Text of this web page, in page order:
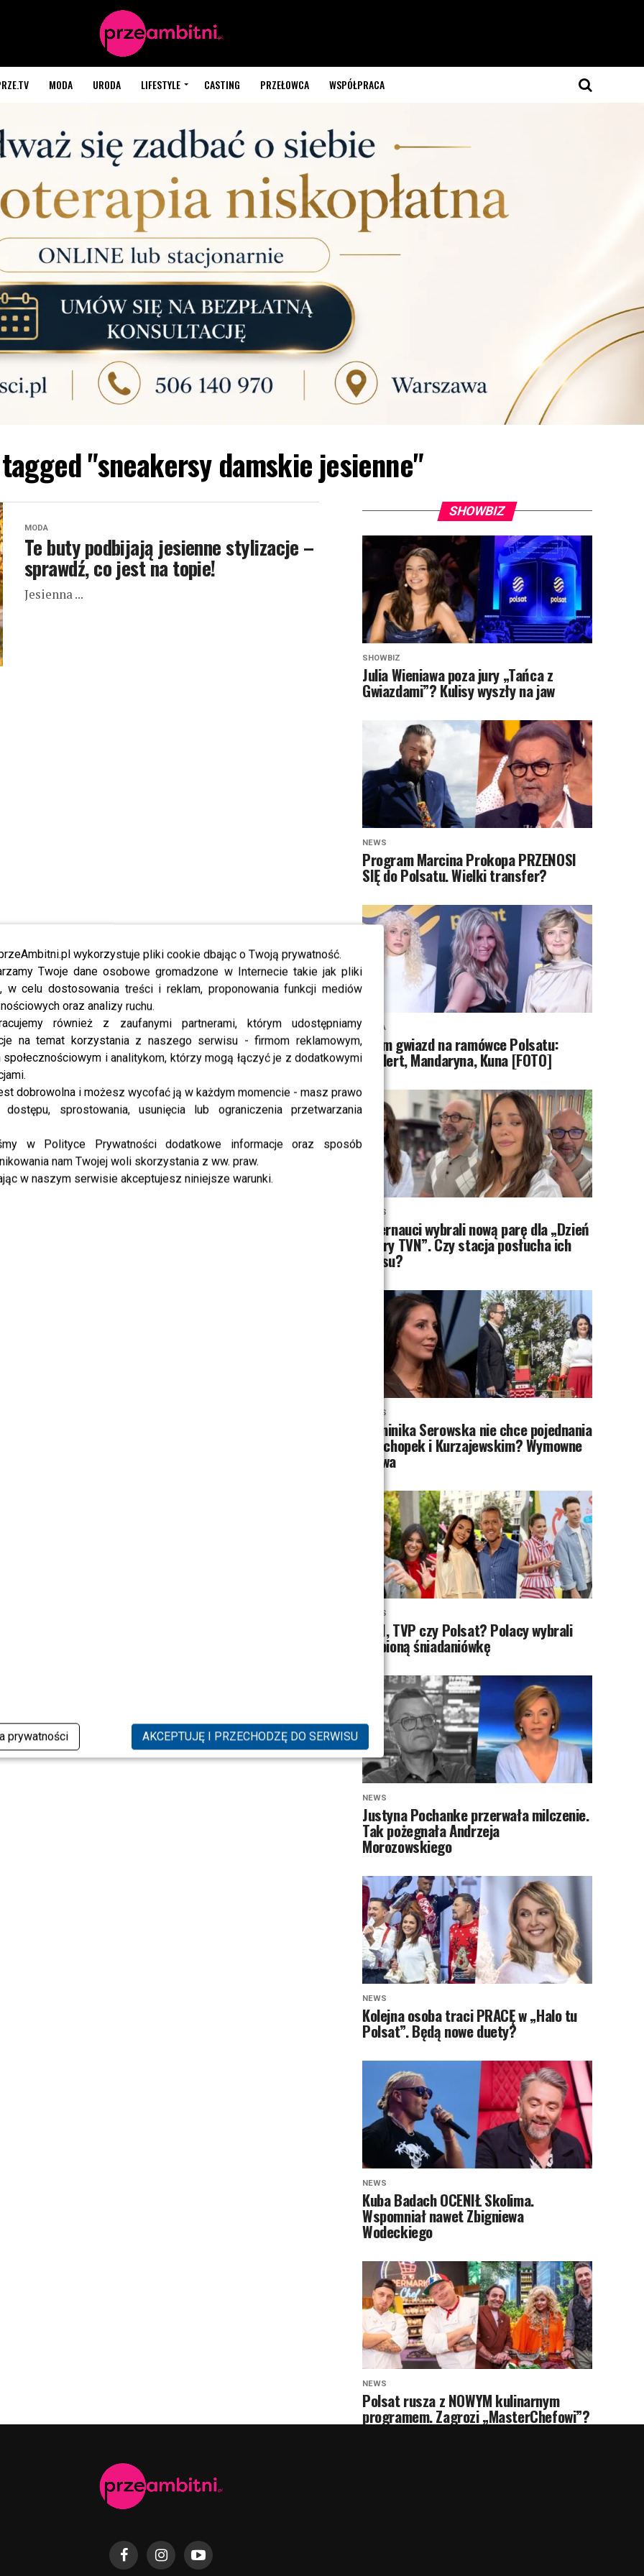
wykorzystuje pliki cookie dbając o Twoją prywatność.
Twoje dane osobowe gromadzone w Internecie takie jak pliki
w celu dostosowania treści i reklam, proponowania funkcji mediów
oraz analizy ruchu.
również z zaufanymi partnerami, którym udostępniamy
na temat korzystania z naszego serwisu - firmom reklamowym,
społecznościowym i analitykom, którzy mogą łączyć je z dodatkowymi
dobrowolna i możesz wycofać ją w każdym momencie - masz prawo
dostępu, sprostowania, usunięcia lub ograniczenia przetwarzania
w Polityce Prywatności dodatkowe informacje oraz sposób
nam Twojej woli skorzystania z ww. praw.
w naszym serwisie akceptujesz niniejsze warunki.
prywatności AKCEPTUJĘ I PRZECHODZĘ DO SERWISU
MODA URODA LIFESTYLE CASTING PRZEŁOWCA WSPÓŁPRACA
"sneakersy damskie jesienne"
MODA
Te buty podbijają jesienne stylizacje –
sprawdź, co jest na topie!
Jesienna ...
SHOWBIZ
SHOWBIZ
Julia Wieniawa poza jury „Tańca z
Gwiazdami”? Kulisy wyszły na jaw
NEWS
Program Marcina Prokopa PRZENOSI
SIĘ do Polsatu. Wielki transfer?
MODA
Tłum gwiazd na ramówce Polsatu:
Englert, Mandaryna, Kuna [FOTO]
NEWS
Internauci wybrali nową parę dla „Dzień
dobry TVN”. Czy stacja posłucha ich
głosu?
NEWS
Dominika Serowska nie chce pojednania
z Cichopek i Kurzajewskim? Wymowne
słowa
NEWS
TVN, TVP czy Polsat? Polacy wybrali
ulubioną śniadaniówkę
NEWS
Justyna Pochanke przerwała milczenie.
Tak pożegnała Andrzeja
Morozowskiego
NEWS
Kolejna osoba traci PRACĘ w „Halo tu
Polsat”. Będą nowe duety?
NEWS
Kuba Badach OCENIŁ Skolima.
Wspomniał nawet Zbigniewa
Wodeckiego
NEWS
Polsat rusza z NOWYM kulinarnym
programem. Zagrozi „MasterChefowi”?